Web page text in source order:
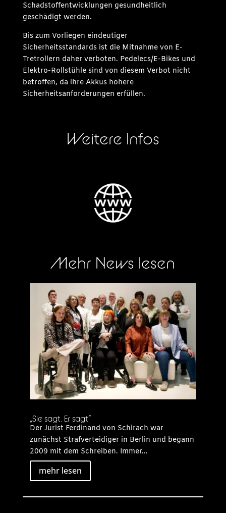
Schadstoffentwicklungen gesundheitlich
geschädigt werden.
Bis zum Vorliegen eindeutiger
Sicherheitsstandards ist die Mitnahme von E-
Tretrollern daher verboten. Pedelecs/E-Bikes und
Elektro-Rollstühle sind von diesem Verbot nicht
betroffen, da ihre Akkus höhere
Sicherheitsanforderungen erfüllen.
Weitere Infos
Mehr News lesen
„Sie sagt. Er sagt“
Der Jurist Ferdinand von Schirach war
zunächst Strafverteidiger in Berlin und begann
2009 mit dem Schreiben. Immer...
mehr lesen